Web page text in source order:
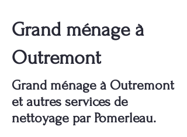
Grand ménage à
Outremont
Grand ménage à Outremont
et autres services de
nettoyage par Pomerleau.